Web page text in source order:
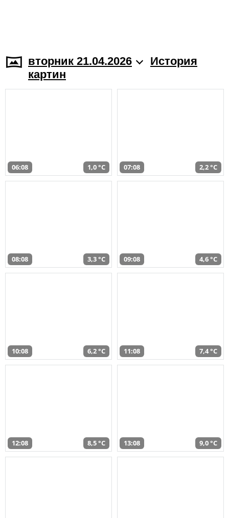
вторник 21.04.2026
История
картин
06:08 1,0 °C 07:08 2,2 °C
08:08 3,3 °C 09:08 4,6 °C
10:08 6,2 °C 11:08 7,4 °C
12:08 8,5 °C 13:08 9,0 °C